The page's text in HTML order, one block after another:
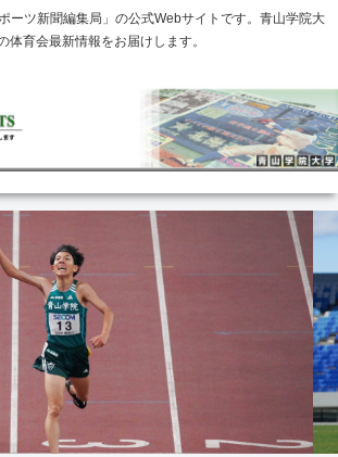
ーツ新聞編集局」の公式Webサイトです。青山学院大
体育会最新情報をお届けします。